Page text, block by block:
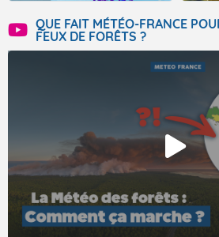
QUE FAIT MÉTÉO-FRANCE
FEUX DE FORÊTS ?